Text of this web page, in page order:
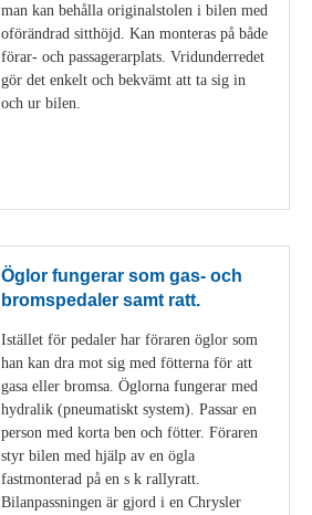
man kan behålla originalstolen i bilen med
oförändrad sitthöjd. Kan monteras på både
förar- och passagerarplats. Vridunderredet
gör det enkelt och bekvämt att ta sig in
och ur bilen.
Öglor fungerar som gas- och
bromspedaler samt ratt.
Istället för pedaler har föraren öglor som
han kan dra mot sig med fötterna för att
gasa eller bromsa. Öglorna fungerar med
hydralik (pneumatiskt system). Passar en
person med korta ben och fötter. Föraren
styr bilen med hjälp av en ögla
fastmonterad på en s k rallyratt.
Bilanpassningen är gjord i en Chrysler